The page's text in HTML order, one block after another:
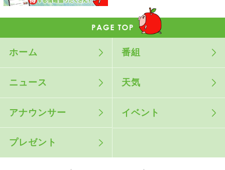
ホーム 番組
ニュース 天気
アナウンサー イベント
プレゼント